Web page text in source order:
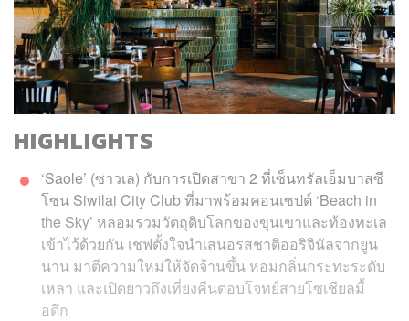
HIGHLIGHTS
‘Saole’ (ซาวเล) กับการเปิดสาขา 2 ที่เซ็นทรัลเอ็มบาสซี
โซน Siwilai City Club ที่มาพร้อมคอนเซปต์ ‘Beach in
the Sky’ หลอมรวมวัตถุดิบโลกของขุนเขาและท้องทะเล
เข้าไว้ด้วยกัน เชฟตั้งใจนำเสนอรสชาติออริจินัลจากยูน
นาน มาตีความใหม่ให้จัดจ้านขึ้น หอมกลิ่นกระทะระดับ
เหลา และเปิดยาวถึงเที่ยงคืนตอบโจทย์สายโซเชียลมื้
อดึก